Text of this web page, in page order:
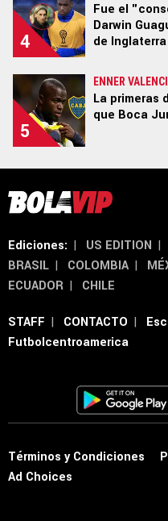
4
Fue el
Darwin
de Inglaterra
5
ENNER
La primeras
que Boca
Ediciones: | US EDITION |
BRASIL | COLOMBIA |
ECUADOR | CHILE
STAFF | CONTACTO |
Futbolcentroamerica
Términos y Condiciones
Ad Choices